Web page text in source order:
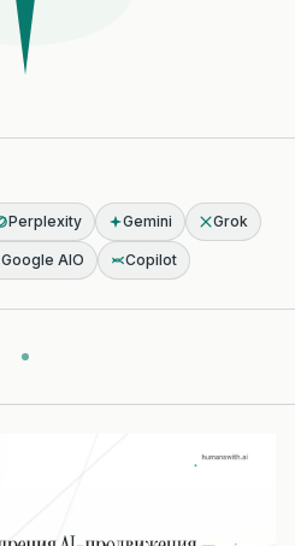
Perplexity Gemini Grok
Google AIO Copilot